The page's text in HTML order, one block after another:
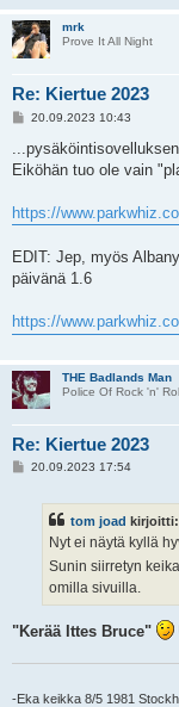
mrk
Prove It All Night
Re: Kiertue 2023
V
e
s
t
20.09.2023 10:43
Eiköhän tuo ole vain
https://
EDIT: Jep, myös
päivänä 1.6
https://
THE Badlands Man
Police Of Rock 'n'
Re: Kiertue 2023
V20.09.2023 17:54
tom joad kirjoitti:
Nyt ei näytä kyllä
Sunin siirretyn
omilla sivuilla.
"Kerää Ittes Bruce"
-Eka keikka 8/5 1981